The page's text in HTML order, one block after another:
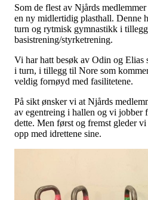
Som de flest av Njårds
en ny midlertidig plasthall. Denne
turn og rytmisk gymnastikk i
basistrening/styrketrening.
Vi har hatt besøk av Odin og Elias
i turn, i tillegg til Nore som
veldig fornøyd med fasilitetene.
På sikt ønsker vi at Njårds
av egentreing i hallen og vi jobber
dette. Men først og fremst gleder
opp med idrettene sine.